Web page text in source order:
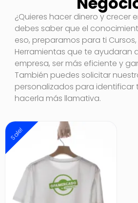
¿Quieres hacer dinero y crecer
debes saber que el
eso, preparamos para ti
Herramientas que te ayudaran
empresa, ser más eficiente y
También puedes solicitar
personalizados para identificar
hacerla más llamativa.
Sale!